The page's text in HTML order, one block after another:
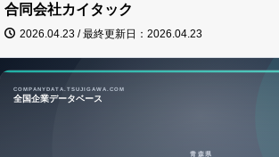
合同会社カイタック
2026.04.23 / 最終更新日：2026.04.23